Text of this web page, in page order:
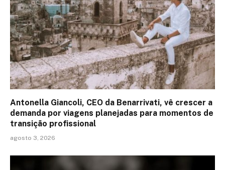
Antonella Giancoli, CEO da Benarrivati, vê crescer a
demanda por viagens planejadas para momentos de
transição profissional
agosto 3, 2026